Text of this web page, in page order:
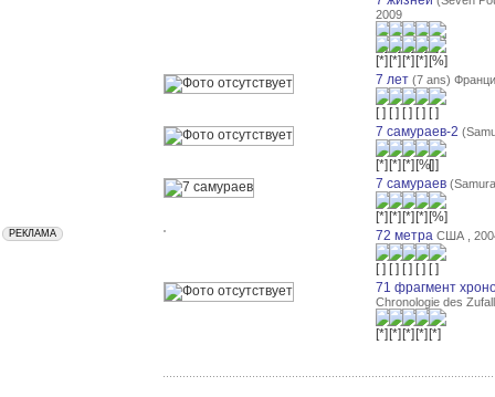
2009
7 лет (7 ans)
7 самураев-2
7 самураев
72 метра США ,
71 фрагмент
Chronologie des